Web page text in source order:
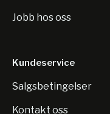
Jobb hos oss
Kundeservice
Salgsbetingelser
Kontakt oss